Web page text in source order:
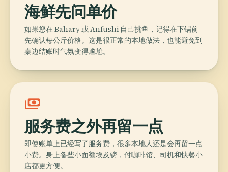
海鲜先问单价
如果您在 Bahary 或 Anfushi 自己挑鱼，记得在下锅前
先确认每公斤价格。这是很正常的本地做法，也能避免到
桌边结账时气氛变得尴尬。
payments
服务费之外再留一点
即使账单上已经写了服务费，很多本地人还是会再留一点
小费。身上备些小面额埃及镑，付咖啡馆、司机和快餐小
店都更方便。